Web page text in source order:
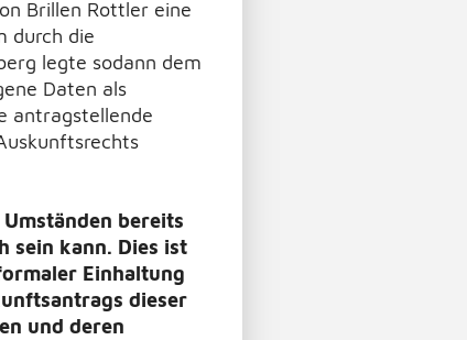
Brillen Rottler eine
durch die
legte sodann dem
Daten als
antragstellende
bereits
sein kann. Dies ist
Einhaltung
dieser
und deren